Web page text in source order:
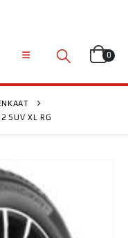
0
SUV XL RG